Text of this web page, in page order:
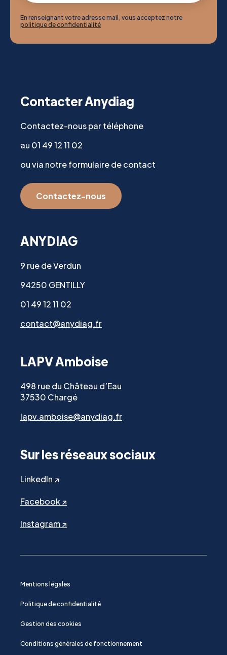
En renseignant votre adresse mail, vous acceptez notre
politique de confidentialité
Contacter Anydiag
Contactez-nous par téléphone
au 01 49 12 11 02
ou via notre formulaire de contact
Contactez-nous
ANYDIAG
9 rue de Verdun
94250 GENTILLY
01 49 12 11 02
contact@anydiag.fr
LAPV Amboise
498 rue du Château d’Eau
37530 Chargé
lapv.amboise@anydiag.fr
Sur les réseaux sociaux
LinkedIn ↗
Facebook ↗
Instagram ↗
Mentions légales
Politique de confidentialité
Gestion des cookies
Conditions générales de fonctionnement